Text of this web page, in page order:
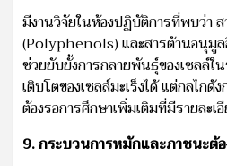
มีงานวิจัยในห้องปฏิบัติการที่พบว่า
(Polyphenols) และสารต้านอนุมู
ช่วยยับยั้งการกลายพันธุ์ของเซลล์ใ
เติบโตของเซลล์มะเร็งได้ แต่กลไกดั
ต้องรอการศึกษาเพิ่มเติมที่มีรายละเ
9. กระบวนการหมักและภาชนะต้